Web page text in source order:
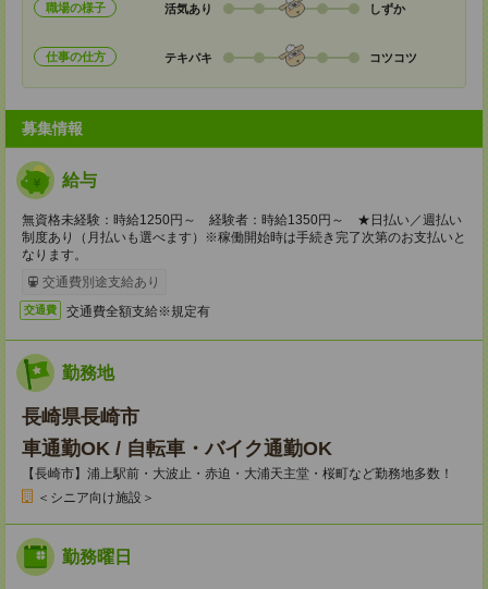
職場の様子 活気あり しずか
仕事の仕方 テキパキ コツコツ
募集情報
給与
無資格未経験：時給1250円～ 経験者：時給1350円～ ★日払い／週払い
制度あり（月払いも選べます）※稼働開始時は手続き完了次第のお支払いと
なります。
交通費別途支給あり
交通費 交通費全額支給※規定有
勤務地
長崎県長崎市
車通勤OK / 自転車・バイク通勤OK
【長崎市】浦上駅前・大波止・赤迫・大浦天主堂・桜町など勤務地多数！
＜シニア向け施設＞
勤務曜日